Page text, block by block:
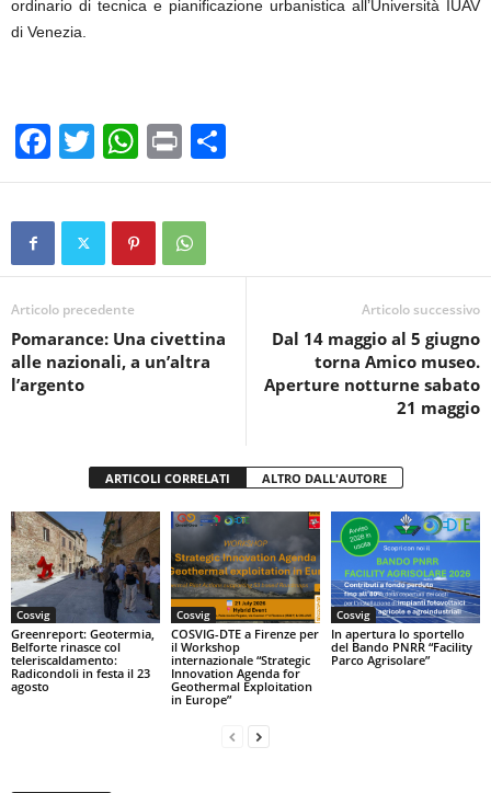
ordinario di tecnica e pianificazione urbanistica all’Università IUAV
di Venezia.
F
a
c
b
o
o
k
T
wi
tt
W
h
at
s
A
p
Pr
in
t
o
vi
Articolo precedente
Pomarance: Una civettina
alle nazionali, a un’altra
l’argento
Articolo successivo
Dal 14 maggio al 5 giugno
torna Amico museo.
Aperture notturne sabato
21 maggio
ARTICOLI CORRELATI ALTRO DALL'AUTORE
Cosvig
Greenreport: Geotermia,
Belforte rinasce col
teleriscaldamento:
Radicondoli in festa il 23
agosto
Cosvig
COSVIG-DTE a Firenze per
il Workshop
internazionale “Strategic
Innovation Agenda for
Geothermal Exploitation
in Europe”
Cosvig
In apertura lo sportello
del Bando PNRR “Facility
Parco Agrisolare”